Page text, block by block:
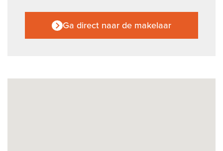
Ga direct naar de makelaar